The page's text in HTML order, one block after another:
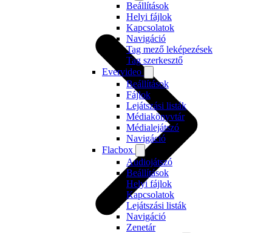
Beállítások
Helyi fájlok
Kapcsolatok
Navigáció
Tag mező leképezések
Tag szerkesztő
Evervideo
Beállítások
Fájlok
Lejátszási listák
Médiakönyvtár
Médialejátszó
Navigáció
Flacbox
Audiojátszó
Beállítások
Helyi fájlok
Kapcsolatok
Lejátszási listák
Navigáció
Zenetár